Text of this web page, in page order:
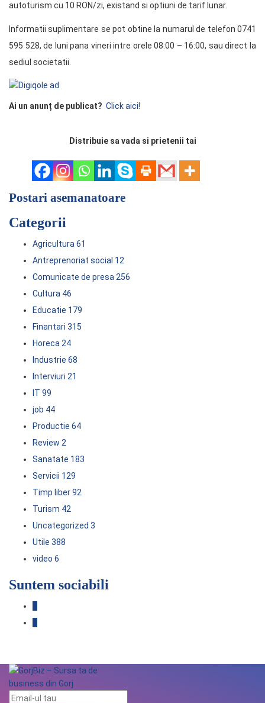
autoturism cu 10 RON/zi, existand si optiuni de tarif lunar.
Informatii suplimentare se pot obtine la numarul de telefon 0741
595 528, de luni pana vineri intre orele 08:00 – 16:00, sau direct la
sediul societatii.
Ai un anunț de publicat? Click aici!
Distribuie sa vada si prietenii tai
Postari asemanatoare
Categorii
Agricultura61
Antreprenoriat social 12
Comunicate de presa256
Cultura 46
Educatie 179
Finantari 315
Horeca24
Industrie 68
Interviuri 21
IT 99
job 44
Productie 64
Review 2
Sanatate 183
Servicii 129
Timp liber92
Turism 42
Uncategorized 3
Utile 388
video 6
Suntem sociabili